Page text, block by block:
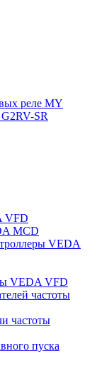
реле MY
SR
VFD
MCD
VEDA
VEDA VFD
частоты
частоты
пуска